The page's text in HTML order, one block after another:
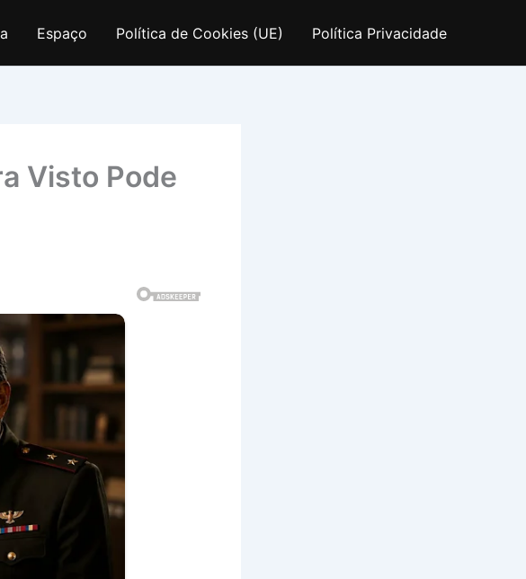
Espaço Política de Cookies (UE) Política Privacidade
Visto Pode